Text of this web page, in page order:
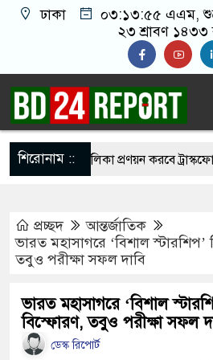
ঢাকা ০৩:১৩:৫৬ এএম,
২৩ শ্রাবণ ১৪৩৩
শিরোনাম ::তালিকা প্রণয়ন করবে ট্রাস্কফোর্স:
নয়, জাতির দায়িত্ব নিতে হবে
থেকে খুলে ফেলা হচ্ছে মাইক, শুভেন্দু
প্রচ্ছদ
আন্তর্জাতিক
ভারত মহাসাগরে ‘বিশাল স্টারশিপ’
তবুও পরীক্ষা সফল দাবি
ভারত মহাসাগরে ‘বিশাল
বিস্ফোরণ, তবুও পরীক্ষা সফল
ডেস্ক রিপোর্ট